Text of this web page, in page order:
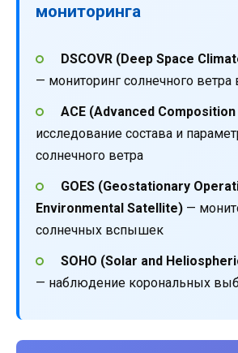
мониторинга
DSCOVR (Deep Space
— мониторинг солнечного ветра
ACE (Advanced
исследование состава и
солнечного ветра
GOES (Geostationary
Environmental Satellite) —
солнечных вспышек
SOHO (Solar and
— наблюдение корональных